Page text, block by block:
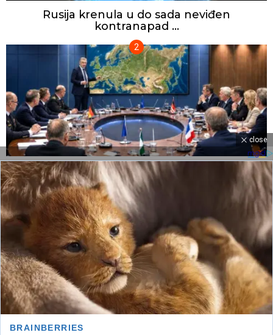
Rusija krenula u do sada neviđen
kontranapad …
Istina o NATO-u raznela sve nade Kijeva
Ruska vojska pred vratima Kramatorska: Kijev
naredio evakuaciju
close